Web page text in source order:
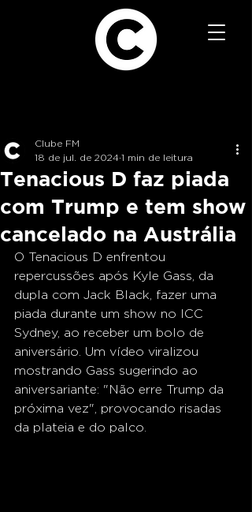
Tenacious D faz piada
com Trump e tem show
cancelado na Austrália
Clube FM
18 de jul. de 2024 1 min de leitura
O Tenacious D enfrentou
repercussões após Kyle Gass, da
dupla com Jack Black, fazer uma
piada durante um show no ICC
Sydney, ao receber um bolo de
aniversário. Um vídeo viralizou
mostrando Gass sugerindo ao
aniversariante: "Não erre Trump da
próxima vez", provocando risadas
da plateia e do palco.